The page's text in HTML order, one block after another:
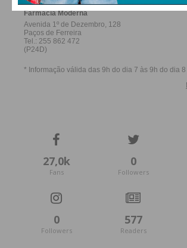
27,0k
Fans
0
Followers
0
Followers
577
Readers